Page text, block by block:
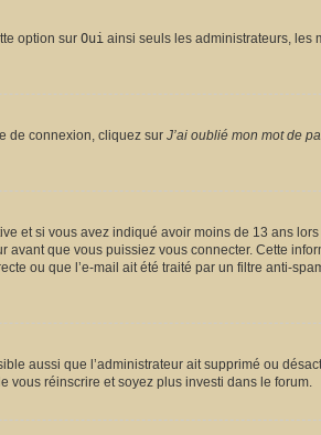
option sur Oui ainsi seuls les administrateurs, les
de connexion, cliquez sur J’ai oublié mon mot de
et si vous avez indiqué avoir moins de 13 ans
que vous puissiez vous connecter. Cette
ou que l’e-mail ait été traité par un filtre anti-
aussi que l’administrateur ait supprimé ou
vous réinscrire et soyez plus investi dans le forum.